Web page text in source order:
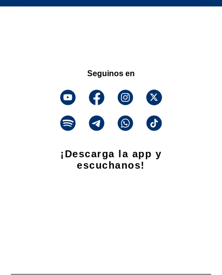
Seguinos en
¡Descarga la app y
escuchanos!